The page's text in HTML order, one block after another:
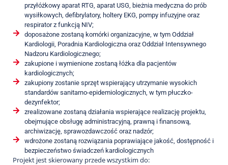
przyłóżkowy aparat RTG, aparat USG, bieżnia medyczna do prób
wysiłkowych, defibrylatory, holtery EKG, pompy infuzyjne oraz
respirator z funkcją NIV;
doposażone zostaną komórki organizacyjne, w tym Oddział
Kardiologii, Poradnia Kardiologiczna oraz Oddział Intensywnego
Nadzoru Kardiologicznego;
zakupione i wymienione zostaną łóżka dla pacjentów
kardiologicznych;
zakupiony zostanie sprzęt wspierający utrzymanie wysokich
standardów sanitarno-epidemiologicznych, w tym płuczko-
dezynfektor;
zrealizowane zostaną działania wspierające realizację projektu,
obejmujące obsługę administracyjną, prawną i finansową,
archiwizację, sprawozdawczość oraz nadzór;
wdrożone zostaną rozwiązania poprawiające jakość, dostępność i
bezpieczeństwo świadczeń kardiologicznych
Projekt jest skierowany przede wszystkim do: